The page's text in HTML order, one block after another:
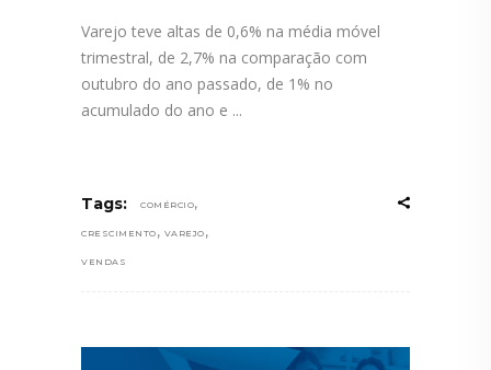
Varejo teve altas de 0,6% na média móvel
trimestral, de 2,7% na comparação com
outubro do ano passado, de 1% no
acumulado do ano e
Tags: COMÉRCIO,
CRESCIMENTO , VAREJO ,
VENDAS